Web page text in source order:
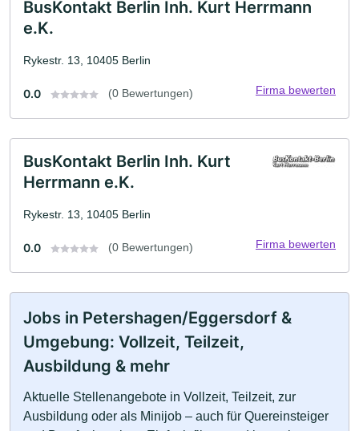
BusKontakt Berlin Inh. Kurt Herrmann
e.K.
Rykestr. 13, 10405 Berlin
0.0 (0 Bewertungen) Firma bewerten
BusKontakt Berlin Inh. Kurt
Herrmann e.K.
Rykestr. 13, 10405 Berlin
0.0 (0 Bewertungen) Firma bewerten
Jobs in Petershagen/Eggersdorf &
Umgebung: Vollzeit, Teilzeit,
Ausbildung & mehr
Aktuelle Stellenangebote in Vollzeit, Teilzeit, zur
Ausbildung oder als Minijob – auch für Quereinsteiger